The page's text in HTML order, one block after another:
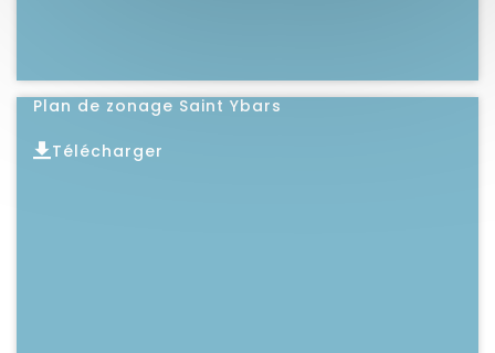
Plan de zonage Saint Ybars
Télécharger